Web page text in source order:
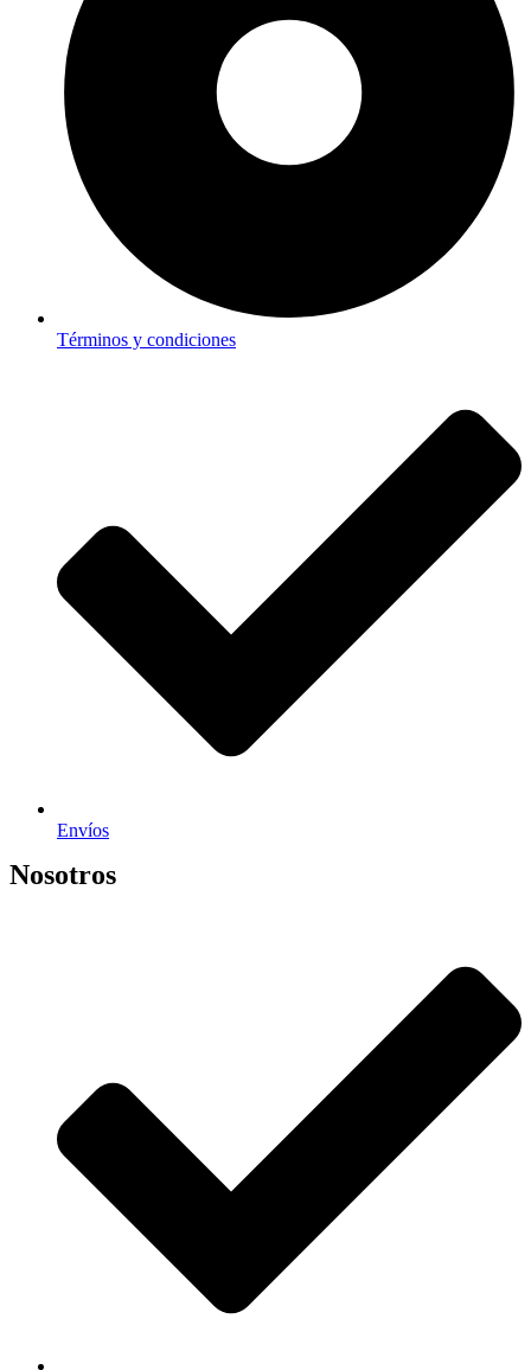
Términos y condiciones
Envíos
Nosotros